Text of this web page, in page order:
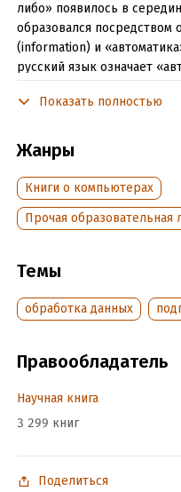
либо» появилось в
образовался
(information) и
русский язык означает
которая занимается
является наукой о
Подробная информация
Дата написания:1 января
Год издания:
Время на чтение:3ч.
Показать полностью
Жанры
Книги о компьютерах
Прочая образовательная
Темы
обработка данных
Правообладатель
Научная книга
3 299 книг
Поделиться